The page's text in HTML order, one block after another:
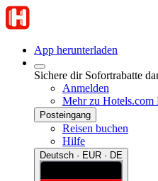
App herunterladen
Sichere dir Sofortrabatte
Anmelden
Mehr zu Hotels.com
Posteingang
Reisen buchen
Hilfe
Deutsch · EUR · DE